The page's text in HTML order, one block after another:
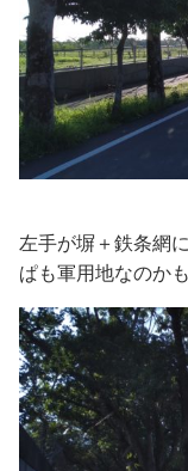
左手が塀＋鉄条網
ぱも軍用地なのか